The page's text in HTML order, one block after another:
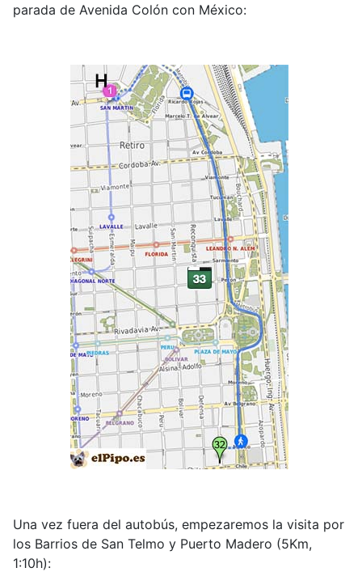
parada de Avenida Colón con México:
Una vez fuera del autobús, empezaremos la visita por
los Barrios de San Telmo y Puerto Madero (5Km,
1:10h):